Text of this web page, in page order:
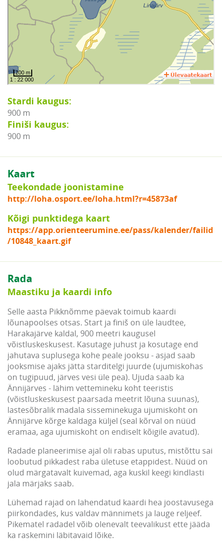
Stardi kaugus:
900 m
Finiši kaugus:
900 m
Kaart
Teekondade joonistamine
http://loha.osport.ee/loha.html?r=45873af
Kõigi punktidega kaart
https://app.orienteerumine.ee/pass/kalender/failid
/10848_kaart.gif
Rada
Maastiku ja kaardi info
Selle aasta Pikknõmme päevak toimub kaardi
lõunapoolses otsas. Start ja finiš on üle laudtee,
Harakajärve kaldal, 900 meetri kaugusel
võistluskeskusest. Kasutage juhust ja kosutage end
jahutava suplusega kohe peale jooksu - asjad saab
jooksmise ajaks jätta starditelgi juurde (ujumiskohas
on tugipuud, järves vesi üle pea). Ujuda saab ka
Ännijärves - lähim vettemineku koht teeristis
(võistluskeskusest paarsada meetrit lõuna suunas),
lastesõbralik madala sisseminekuga ujumiskoht on
Ännijärve kõrge kaldaga küljel (seal kõrval on nüüd
eramaa, aga ujumiskoht on endiselt kõigile avatud).
Radade planeerimise ajal oli rabas uputus, mistõttu sai
loobutud pikkadest raba ületuse etappidest. Nüüd on
olud märgatavalt kuivemad, aga kuskil keegi kindlasti
jala märjaks saab.
Lühemad rajad on lahendatud kaardi hea joostavusega
piirkondades, kus valdav männimets ja lauge reljeef.
Pikematel radadel võib olenevalt teevalikust ette jääda
ka raskemini läbitavaid lõike.